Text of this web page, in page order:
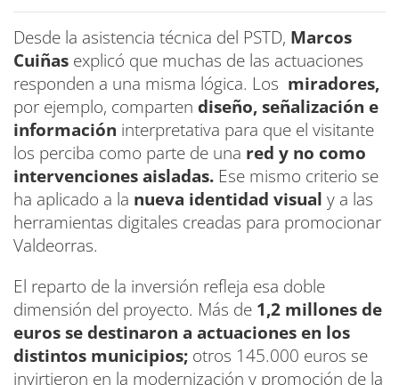
Desde la asistencia técnica del PSTD, Marcos
Cuiñas explicó que muchas de las actuaciones
responden a una misma lógica. Los miradores,
por ejemplo, comparten diseño, señalización e
información interpretativa para que el visitante
los perciba como parte de una red y no como
intervenciones aisladas. Ese mismo criterio se
ha aplicado a la nueva identidad visual y a las
herramientas digitales creadas para promocionar
Valdeorras.
El reparto de la inversión refleja esa doble
dimensión del proyecto. Más de 1,2 millones de
euros se destinaron a actuaciones en los
distintos municipios; otros 145.000 euros se
invirtieron en la modernización y promoción de la